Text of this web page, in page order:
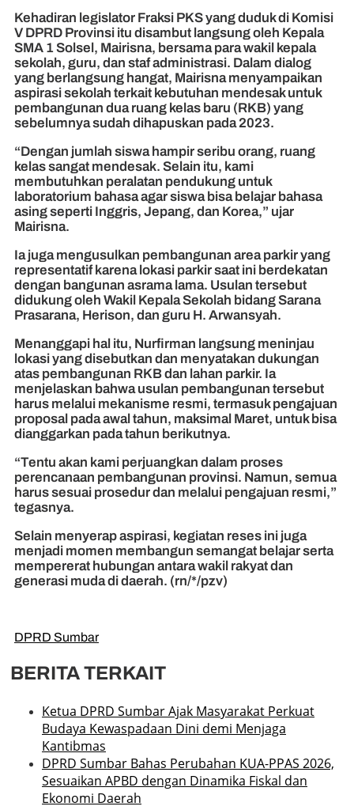
Kehadiran legislator Fraksi PKS yang duduk di Komisi
V DPRD Provinsi itu disambut langsung oleh Kepala
SMA 1 Solsel, Mairisna, bersama para wakil kepala
sekolah, guru, dan staf administrasi. Dalam dialog
yang berlangsung hangat, Mairisna menyampaikan
aspirasi sekolah terkait kebutuhan mendesak untuk
pembangunan dua ruang kelas baru (RKB) yang
sebelumnya sudah dihapuskan pada 2023.
“Dengan jumlah siswa hampir seribu orang, ruang
kelas sangat mendesak. Selain itu, kami
membutuhkan peralatan pendukung untuk
laboratorium bahasa agar siswa bisa belajar bahasa
asing seperti Inggris, Jepang, dan Korea,” ujar
Mairisna.
Ia juga mengusulkan pembangunan area parkir yang
representatif karena lokasi parkir saat ini berdekatan
dengan bangunan asrama lama. Usulan tersebut
didukung oleh Wakil Kepala Sekolah bidang Sarana
Prasarana, Herison, dan guru H. Arwansyah.
Menanggapi hal itu, Nurfirman langsung meninjau
lokasi yang disebutkan dan menyatakan dukungan
atas pembangunan RKB dan lahan parkir. Ia
menjelaskan bahwa usulan pembangunan tersebut
harus melalui mekanisme resmi, termasuk pengajuan
proposal pada awal tahun, maksimal Maret, untuk bisa
dianggarkan pada tahun berikutnya.
“Tentu akan kami perjuangkan dalam proses
perencanaan pembangunan provinsi. Namun, semua
harus sesuai prosedur dan melalui pengajuan resmi,”
tegasnya.
Selain menyerap aspirasi, kegiatan reses ini juga
menjadi momen membangun semangat belajar serta
mempererat hubungan antara wakil rakyat dan
generasi muda di daerah. (rn/*/pzv)
DPRD Sumbar
BERITA TERKAIT
Ketua DPRD Sumbar Ajak Masyarakat Perkuat
Budaya Kewaspadaan Dini demi Menjaga
Kantibmas
DPRD Sumbar Bahas Perubahan KUA-PPAS 2026,
Sesuaikan APBD dengan Dinamika Fiskal dan
Ekonomi Daerah